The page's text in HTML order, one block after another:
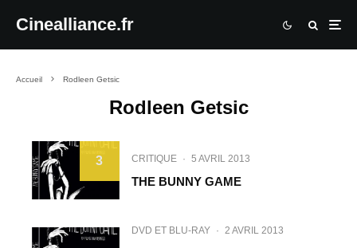
Cinealliance.fr
Accueil Rodleen Getsic
Rodleen Getsic
3 CRITIQUE · 5 AVRIL 2013
THE BUNNY GAME
DVD ET BLU-RAY · 2 AVRIL 2013